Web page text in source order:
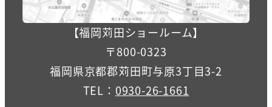
【福岡苅田ショールーム】
〒800-0323
福岡県京都郡苅田町与原3丁目3-2
TEL： 0930-26-1661